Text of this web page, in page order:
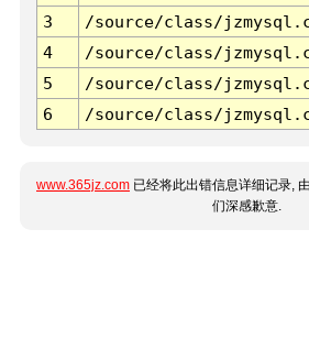
3 /source/class/
4
/source/class/
5
/source/class/
6
/source/class/
www.365jz.com 已经将此出错信息详细记录,
们深感歉意.